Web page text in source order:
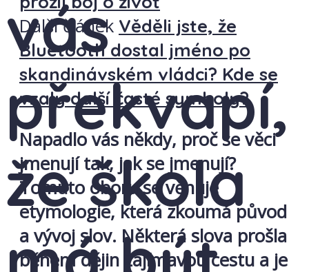
vás
překvapí,
že škola
Další článek Věděli jste, že
Bluetooth dostal jméno po
skandinávském vládci? Kde se
vzaly další časté symboly?
Napadlo vás někdy, proč se věci
jmenují tak, jak se jmenují?
Tomuto oboru se věnuje
etymologie, která zkoumá původ
a vývoj slov. Některá slova prošla
během dějin zajímavou cestu a je